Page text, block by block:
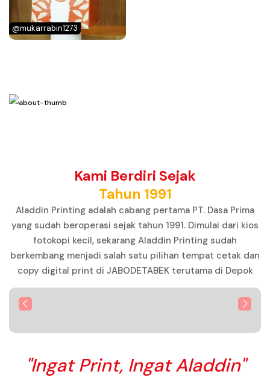
@mukarrabin1273
Kami Berdiri Sejak
Tahun 1991
Aladdin Printing adalah cabang pertama PT. Dasa Prima
yang sudah beroperasi sejak tahun 1991. Dimulai dari kios
fotokopi kecil, sekarang Aladdin Printing sudah
berkembang menjadi salah satu pilihan tempat cetak dan
copy digital print di JABODETABEK terutama di Depok
"Ingat Print, Ingat Aladdin"